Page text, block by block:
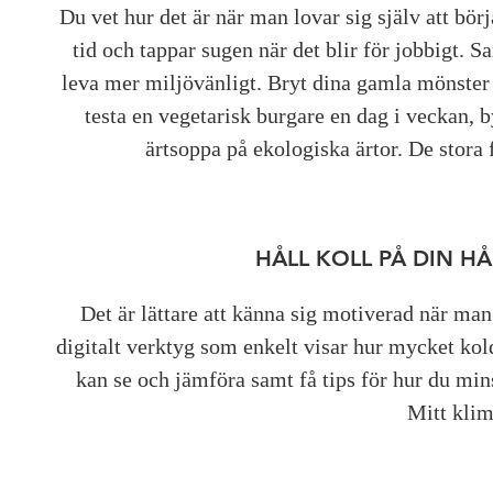
Du vet hur det är när man lovar sig själv att
tid och tappar sugen när det blir för jobbigt.
leva mer miljövänligt. Bryt dina gamla mönster
testa en vegetarisk burgare en dag i
ärtsoppa på ekologiska ärtor. De
HÅLL KOLL PÅ DIN
Det är lättare att känna sig motiverad när
digitalt verktyg som enkelt visar hur mycket
kan se och jämföra samt få tips för hur du
Mitt